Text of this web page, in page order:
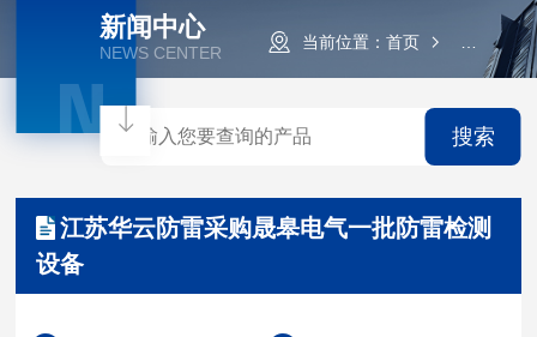
当前位置： 首页 新闻资讯
N
新闻中心
NEWS CENTER
搜索
江苏华云防雷采购晟皋电气一批防雷检测
设备